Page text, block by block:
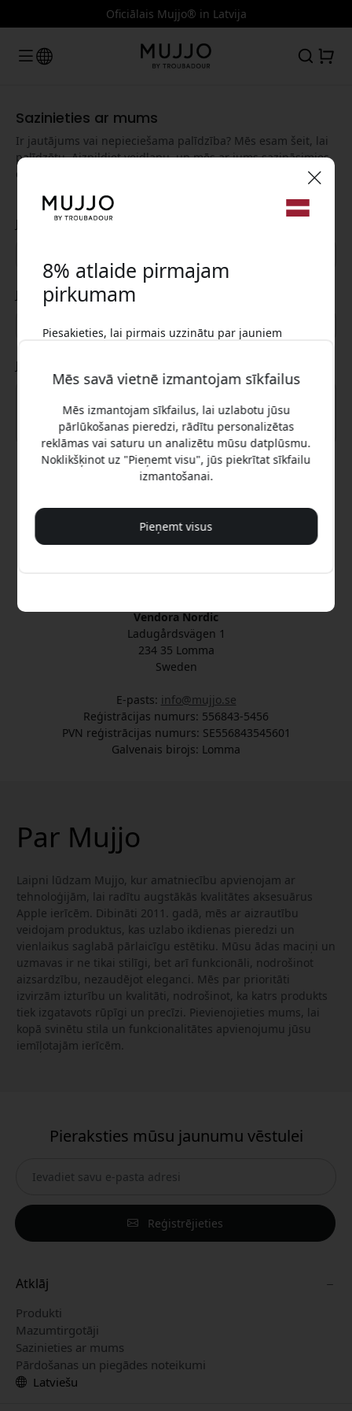
Oficiālais Mujjo® in Latvija
Sazinieties ar mums
Ir jautājums vai nepieciešama palīdzība? Mēs esam šeit, lai
palīdzētu. Aizpildiet veidlapu, un mēs ar jums sazināsimies,
cik drīz vien iespējams.
Jūsu vārds
Jūsu e-pasts
Jūsu ziņojums
Sūtīt
Oficiālais Mujjo® Latvija
Vendora Nordic
Ladugårdsvägen 1
234 35 Lomma
Sweden
E-pasts: info@mujjo.se
Reģistrācijas numurs: 556843-5456
PVN reģistrācijas numurs: SE556843545601
Galvenais birojs: Lomma
Par Mujjo
Laipni lūdzam Mujjo, kur amatniecību apvienojam ar
tehnoloģijām, lai radītu augstākās kvalitātes aksesuārus
Apple ierīcēm. Dibināti 2011. gadā, mēs ar aizrautību
veidojam produktus, kas uzlabo ikdienas pieredzi un
vienlaikus saglabā pārlaicīgu estētiku. Mūsu ādas maciņi un
uzmavas ir ne tikai stilīgi, bet arī funkcionāli, nodrošinot
aizsardzību, nezaudējot eleganci. Mēs par prioritāti
izvirzām izturību un kvalitāti, nodrošinot, ka katrs produkts
tiek izgatavots rūpīgi un precīzi. Pievienojieties mums, lai
kopā svinētu stila un funkcionalitātes apvienojumu jūsu
iemīļotajām ierīcēm.
Pieraksties mūsu jaunumu vēstulei
Reģistrējieties
Atklāj
Produkti
Mazumtirgotāji
Sazinieties ar mums
Pārdošanas un piegādes noteikumi
Latviešu
Mēs savā vietnē izmantojam sīkfailus
Mēs izmantojam sīkfailus, lai uzlabotu jūsu
pārlūkošanas pieredzi, rādītu personalizētas
reklāmas vai saturu un analizētu mūsu datplūsmu.
Noklikšķinot uz "Pieņemt visu", jūs piekrītat sīkfailu
izmantošanai.
Pieņemt visus
8% atlaide pirmajam
pirkumam
Piesakieties, lai pirmais uzzinātu par jauniem
Jā, es vēlos 8% atlaidi
Mēs jums nekad nesūtīsim surogātpastu. Reģistrējoties,
🎉 Jūsu atlaižu kods:
Izmantojiet šo kodu, veicot pasūtījumu, lai